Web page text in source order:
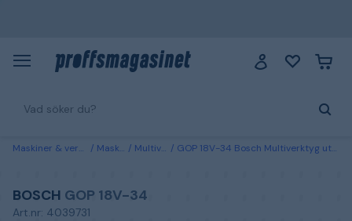
Maskiner & verktyg Maskiner Multiverktyg GOP 18V-34 Bosch Multiverktyg utan batteri och laddare, med väska
BOSCH GOP 18V-34
Art.nr: 4039731